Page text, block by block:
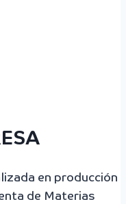
en producción
de Materias